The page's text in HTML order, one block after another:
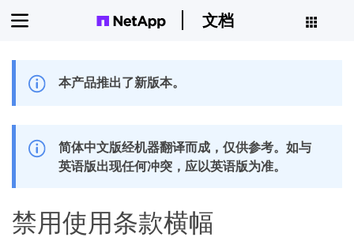
文档
本产品推出了新版本。
简体中文版经机器翻译而成，仅供参考。如与
英语版出现任何冲突，应以英语版为准。
禁用使用条款横幅